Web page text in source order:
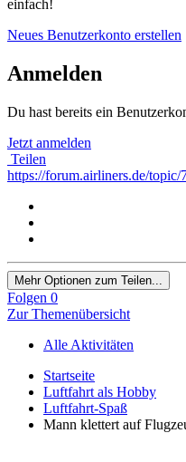
einfach!
Neues Benutzerkonto erstellen
Anmelden
Du hast bereits ein
Jetzt anmelden
Teilen
https://forum.airliners.de/
Mehr Optionen zum Teilen...
Folgen 0
Zur Themenübersicht
Alle Aktivitäten
Startseite
Luftfahrt als Hobby
Luftfahrt-Spaß
Mann klettert auf